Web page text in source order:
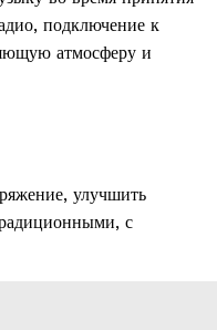
подключение к
атмосферу и
улучшить
с